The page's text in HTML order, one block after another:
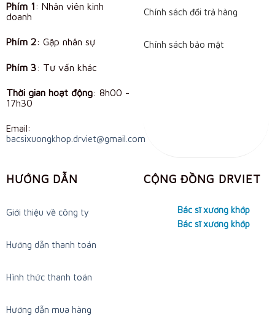
Phím 1: Nhân viên kinh
doanh
Phím 2: Gặp nhân sự
Phím 3: Tư vấn khác
Thời gian hoạt động: 8h00 -
17h30
Email:
bacsixuongkhop.drviet@gmail.com
Chính sách đổi trả hàng
Chính sách bảo mật
HƯỚNG DẪN
Giới thiệu về công ty
Hướng dẫn thanh toán
Hình thức thanh toán
Hướng dẫn mua hàng
CỘNG ĐỒNG DRVIET
Bác sĩ xương khớp
Bác sĩ xương khớp